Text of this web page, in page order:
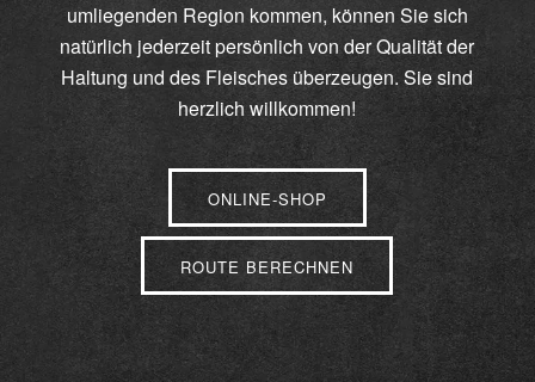
umliegenden Region kommen, können Sie sich
natürlich jederzeit persönlich von der Qualität der
Haltung und des Fleisches überzeugen. Sie sind
herzlich willkommen!
ONLINE-SHOP
ROUTE BERECHNEN